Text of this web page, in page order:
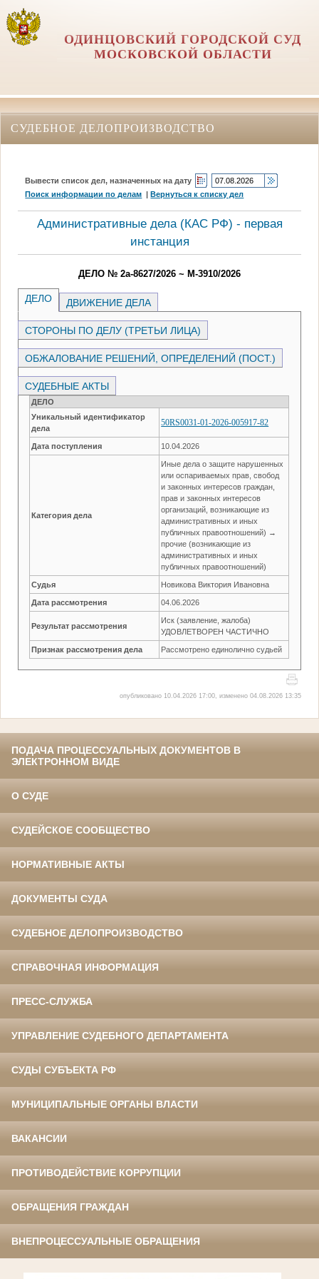
ОДИНЦОВСКИЙ ГОРОДСКОЙ СУД
МОСКОВСКОЙ ОБЛАСТИ
СУДЕБНОЕ ДЕЛОПРОИЗВОДСТВО
Вывести список дел, назначенных на дату
Поиск информации по делам |Вернуться к списку дел
Административные дела (КАC РФ) - первая
инстанция
ДЕЛО № 2а-8627/2026 ~ М-3910/2026
ДЕЛО ДВИЖЕНИЕ ДЕЛА
СТОРОНЫ ПО ДЕЛУ (ТРЕТЬИ ЛИЦА)
ОБЖАЛОВАНИЕ РЕШЕНИЙ, ОПРЕДЕЛЕНИЙ (ПОСТ.)
СУДЕБНЫЕ АКТЫ
ДЕЛО
Уникальный идентификатор
дела
50RS0031-01-2026-005917-82
Дата поступления 10.04.2026
Категория дела
Иные дела о защите нарушенных
или оспариваемых прав, свобод
и законных интересов граждан,
прав и законных интересов
организаций, возникающие из
административных и иных
публичных правоотношений) →
прочие (возникающие из
административных и иных
публичных правоотношений)
Судья Новикова Виктория Ивановна
Дата рассмотрения 04.06.2026
Результат рассмотрения
Иск (заявление, жалоба)
УДОВЛЕТВОРЕН ЧАСТИЧНО
Признак рассмотрения дела Рассмотрено единолично судьей
опубликовано 10.04.2026 17:00, изменено 04.08.2026 13:35
ПОДАЧА ПРОЦЕССУАЛЬНЫХ ДОКУМЕНТОВ В
ЭЛЕКТРОННОМ ВИДЕ
О СУДЕ
СУДЕЙСКОЕ СООБЩЕСТВО
НОРМАТИВНЫЕ АКТЫ
ДОКУМЕНТЫ СУДА
СУДЕБНОЕ ДЕЛОПРОИЗВОДСТВО
СПРАВОЧНАЯ ИНФОРМАЦИЯ
ПРЕСС-СЛУЖБА
УПРАВЛЕНИЕ СУДЕБНОГО ДЕПАРТАМЕНТА
СУДЫ СУБЪЕКТА РФ
МУНИЦИПАЛЬНЫЕ ОРГАНЫ ВЛАСТИ
ВАКАНСИИ
ПРОТИВОДЕЙСТВИЕ КОРРУПЦИИ
ОБРАЩЕНИЯ ГРАЖДАН
ВНЕПРОЦЕССУАЛЬНЫЕ ОБРАЩЕНИЯ